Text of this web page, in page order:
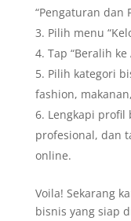
“Pengaturan dan
Pilih menu
Tap “Beralih ke
Pilih kategori
fashion,
Lengkapi profil
profesional, dan
online.
Voila! Sekarang
bisnis yang siap